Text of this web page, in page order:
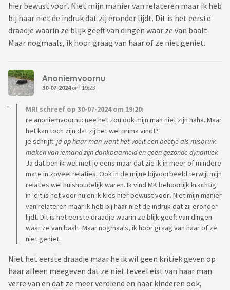
hier bewust voor'. Niet mijn manier van relateren maar ik heb
bij haar niet de indruk dat zij eronder lijdt. Dit is het eerste
draadje waarin ze blijk geeft van dingen waar ze van baalt.
Maar nogmaals, ik hoor graag van haar of ze niet geniet.
Anoniemvoornu
30-07-2024om 19:23
MRI schreef op 30-07-2024 om 19:20:
re anoniemvoornu: nee het zou ook mijn man niet zijn haha. Maar
het kan toch zijn dat zij het wel prima vindt?
je schrijft: ja op haar man want het voelt een beetje als misbruik
maken van iemand zijn dankbaarheid en geen gezonde dynamiek
Ja dat ben ik wel met je eens maar dat zie ik in meer of mindere
mate in zoveel relaties. Ook in de mijne bijvoorbeeld terwijl mijn
relaties wel huishoudelijk waren. Ik vind MK behoorlijk krachtig
in 'dit is het voor nu en ik kies hier bewust voor'. Niet mijn manier
van relateren maar ik heb bij haar niet de indruk dat zij eronder
lijdt. Dit is het eerste draadje waarin ze blijk geeft van dingen
waar ze van baalt. Maar nogmaals, ik hoor graag van haar of ze
niet geniet.
Niet het eerste draadje maar he ik wil geen kritiek geven op
haar alleen meegeven dat ze niet teveel eist van haar man
verre van en dat ze meer verdiend en haar kinderen ook,